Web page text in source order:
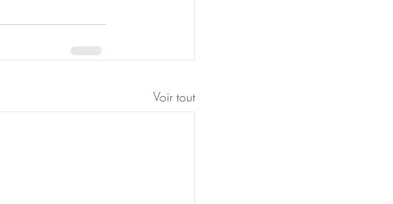
Voir tout